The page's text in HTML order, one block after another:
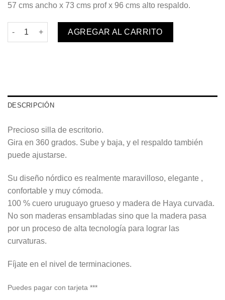
57 cms ancho x 73 cms prof x 96 cms alto respaldo.
Sillas Giratoria Lavoro Café cantidad
AGREGAR AL CARRITO
DESCRIPCIÓN
Precioso silla de escritorio.
Gira en 360 grados. Sube y baja, y el respaldo también
puede ajustarse.
Su diseño nórdico es realmente maravilloso, elegante ,
confortable y muy cómoda.
100 % cuero uruguayo grueso y madera de Haya curvada.
No son maderas ensambladas sino que la madera pasa
por un proceso de alta tecnología para lograr las
curvaturas.
Fíjate en el nivel de terminaciones.
Puedes pagar con tarjeta ***